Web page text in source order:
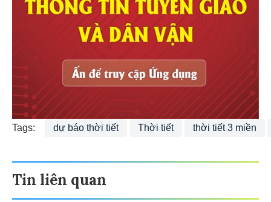
Tags: dự báo thời tiết Thời tiết thời tiết 3 miền
Tin liên quan